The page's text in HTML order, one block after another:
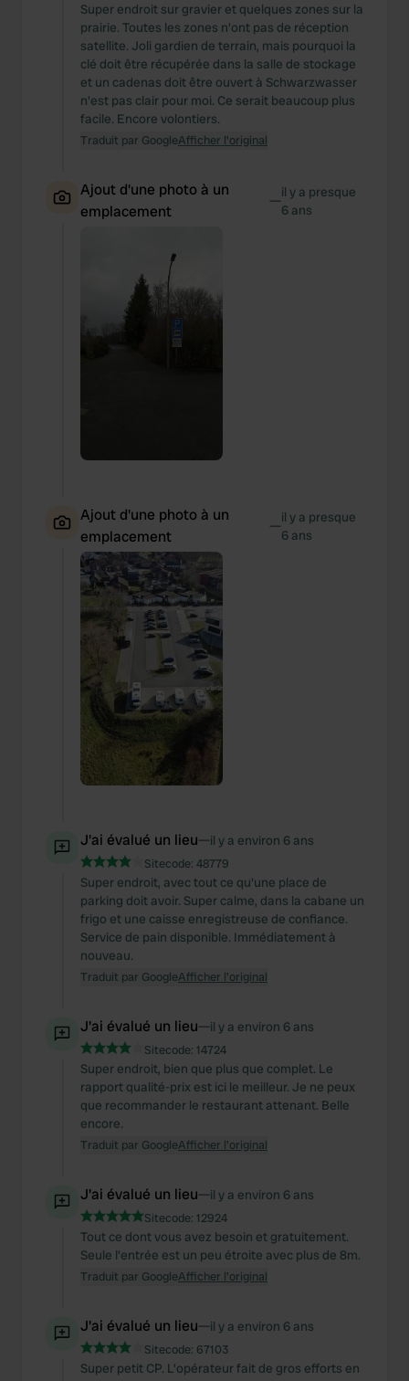
Super endroit sur gravier et quelques zones sur la
prairie. Toutes les zones n'ont pas de réception
satellite. Joli gardien de terrain, mais pourquoi la
clé doit être récupérée dans la salle de stockage
et un cadenas doit être ouvert à Schwarzwasser
n'est pas clair pour moi. Ce serait beaucoup plus
facile. Encore volontiers.
Traduit par GoogleAfficher l'original
Ajout d'une photo à un
emplacement
—il y a presque
6 ans
Ajout d'une photo à un
emplacement
—il y a presque
6 ans
J'ai évalué un lieu—il y a environ 6 ans
Sitecode: 48779
Super endroit, avec tout ce qu'une place de
parking doit avoir. Super calme, dans la cabane un
frigo et une caisse enregistreuse de confiance.
Service de pain disponible. Immédiatement à
nouveau.
Traduit par GoogleAfficher l'original
J'ai évalué un lieu—il y a environ 6 ans
Sitecode: 14724
Super endroit, bien que plus que complet. Le
rapport qualité-prix est ici le meilleur. Je ne peux
que recommander le restaurant attenant. Belle
encore.
Traduit par GoogleAfficher l'original
J'ai évalué un lieu—il y a environ 6 ans
Sitecode: 12924
Tout ce dont vous avez besoin et gratuitement.
Seule l'entrée est un peu étroite avec plus de 8m.
Traduit par GoogleAfficher l'original
J'ai évalué un lieu—il y a environ 6 ans
Sitecode: 67103
Super petit CP. L'opérateur fait de gros efforts en